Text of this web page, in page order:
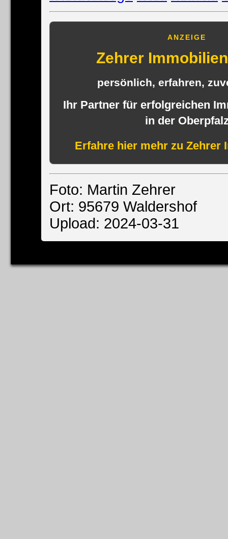
ANZEIGE
Zehrer
persönlich, erfahren,
Ihr Partner für erfolgreichen
in der
Erfahre hier mehr zu Zehrer
Foto: Martin Zehrer
Ort: 95679 Waldershof
Upload: 2024-03-31